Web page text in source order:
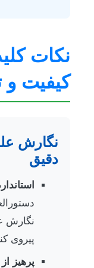
نکات
کیفیت
نگارش
دقیق
پیروی
پرهیز